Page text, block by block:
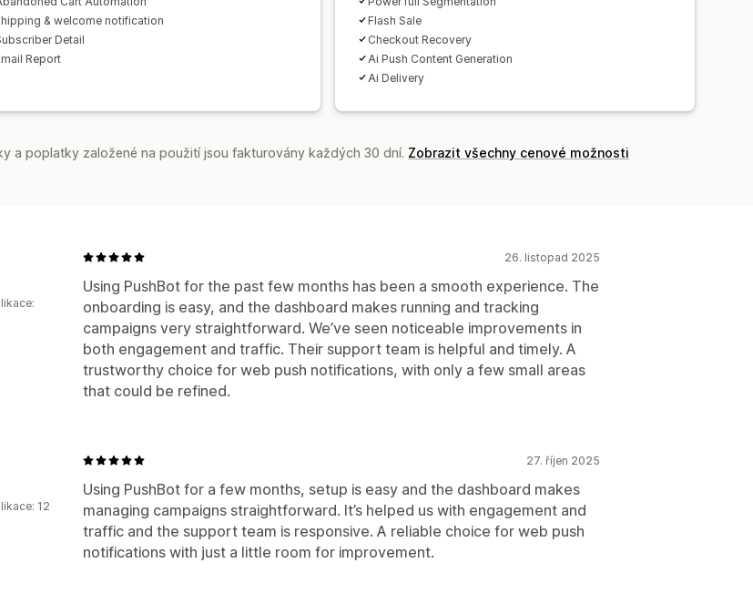
& welcome notification
Detail
Report
Flash Sale
Checkout Recovery
Ai Push Content Generation
Ai Delivery
a poplatky založené na použití jsou fakturovány každých 30 dní. Zobrazit všechny cenové možnosti
26. listopad 2025
Using PushBot for the past few months has been a smooth experience. The
onboarding is easy, and the dashboard makes running and tracking
campaigns very straightforward. We’ve seen noticeable improvements in
both engagement and traffic. Their support team is helpful and timely. A
trustworthy choice for web push notifications, with only a few small areas
that could be refined.
27. říjen 2025
Using PushBot for a few months, setup is easy and the dashboard makes
managing campaigns straightforward. It’s helped us with engagement and
traffic and the support team is responsive. A reliable choice for web push
notifications with just a little room for improvement.
12